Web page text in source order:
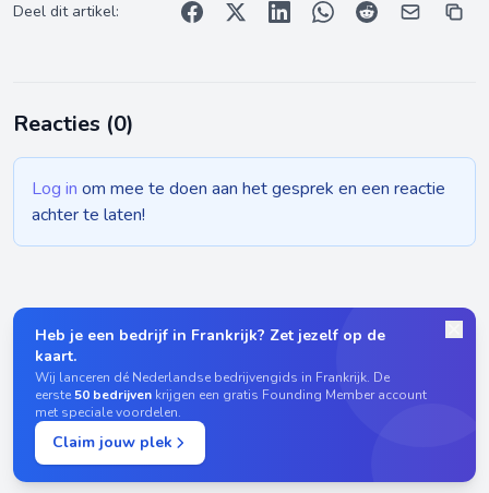
Deel dit artikel:
Reacties (0)
Log in om mee te doen aan het gesprek en een reactie
achter te laten!
Heb je een bedrijf in Frankrijk? Zet jezelf op de
kaart.
Wij lanceren dé Nederlandse bedrijvengids in Frankrijk. De
eerste50 bedrijven krijgen een gratis Founding Member account
met speciale voordelen.
Claim jouw plek